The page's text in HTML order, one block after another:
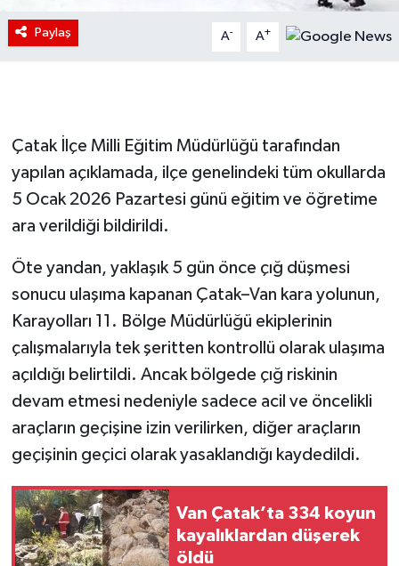
Paylaş A- A+
Çatak İlçe Milli Eğitim Müdürlüğü tarafından
yapılan açıklamada, ilçe genelindeki tüm okullarda
5 Ocak 2026 Pazartesi günü eğitim ve öğretime
ara verildiği bildirildi.
Öte yandan, yaklaşık 5 gün önce çığ düşmesi
sonucu ulaşıma kapanan Çatak–Van kara yolunun,
Karayolları 11. Bölge Müdürlüğü ekiplerinin
çalışmalarıyla tek şeritten kontrollü olarak ulaşıma
açıldığı belirtildi. Ancak bölgede çığ riskinin
devam etmesi nedeniyle sadece acil ve öncelikli
araçların geçişine izin verilirken, diğer araçların
geçişinin geçici olarak yasaklandığı kaydedildi.
Van Çatak’ta 334 koyun
kayalıklardan düşerek
öldü